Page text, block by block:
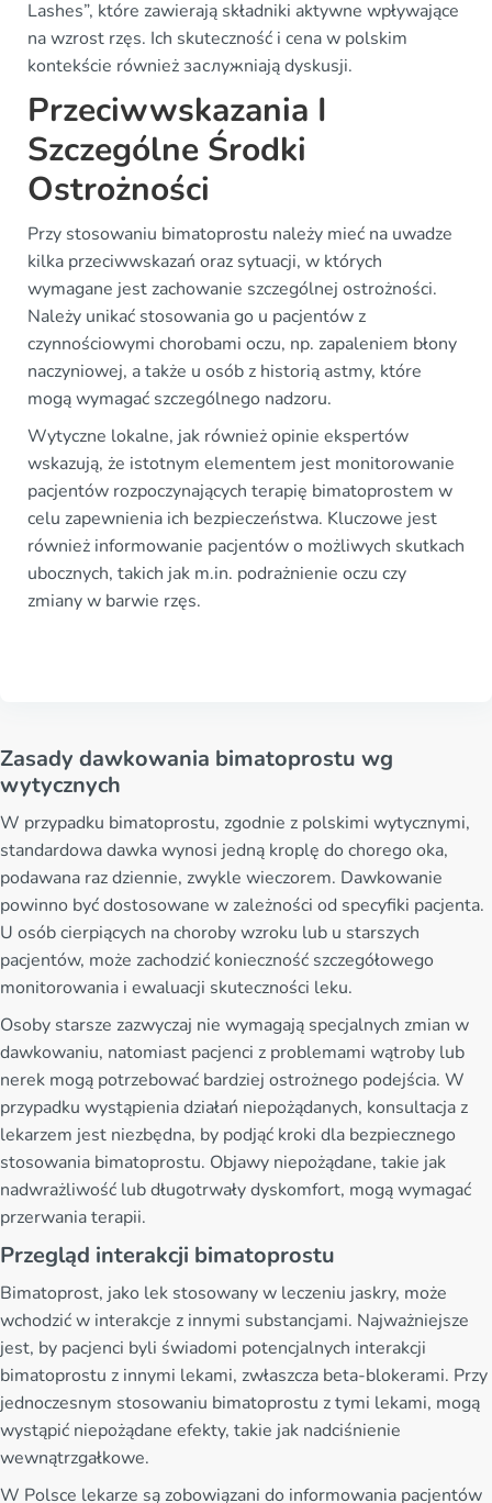
Lashes”, które zawierają składniki aktywne wpływające
na wzrost rzęs. Ich skuteczność i cena w polskim
kontekście również заслужniają dyskusji.
Przeciwwskazania I
Szczególne Środki
Ostrożności
Przy stosowaniu bimatoprostu należy mieć na uwadze
kilka przeciwwskazań oraz sytuacji, w których
wymagane jest zachowanie szczególnej ostrożności.
Należy unikać stosowania go u pacjentów z
czynnościowymi chorobami oczu, np. zapaleniem błony
naczyniowej, a także u osób z historią astmy, które
mogą wymagać szczególnego nadzoru.
Wytyczne lokalne, jak również opinie ekspertów
wskazują, że istotnym elementem jest monitorowanie
pacjentów rozpoczynających terapię bimatoprostem w
celu zapewnienia ich bezpieczeństwa. Kluczowe jest
również informowanie pacjentów o możliwych skutkach
ubocznych, takich jak m.in. podrażnienie oczu czy
zmiany w barwie rzęs.
Zasady dawkowania bimatoprostu wg
wytycznych
W przypadku bimatoprostu, zgodnie z polskimi wytycznymi,
standardowa dawka wynosi jedną kroplę do chorego oka,
podawana raz dziennie, zwykle wieczorem. Dawkowanie
powinno być dostosowane w zależności od specyfiki pacjenta.
U osób cierpiących na choroby wzroku lub u starszych
pacjentów, może zachodzić konieczność szczegółowego
monitorowania i ewaluacji skuteczności leku.
Osoby starsze zazwyczaj nie wymagają specjalnych zmian w
dawkowaniu, natomiast pacjenci z problemami wątroby lub
nerek mogą potrzebować bardziej ostrożnego podejścia. W
przypadku wystąpienia działań niepożądanych, konsultacja z
lekarzem jest niezbędna, by podjąć kroki dla bezpiecznego
stosowania bimatoprostu. Objawy niepożądane, takie jak
nadwrażliwość lub długotrwały dyskomfort, mogą wymagać
przerwania terapii.
Przegląd interakcji bimatoprostu
Bimatoprost, jako lek stosowany w leczeniu jaskry, może
wchodzić w interakcje z innymi substancjami. Najważniejsze
jest, by pacjenci byli świadomi potencjalnych interakcji
bimatoprostu z innymi lekami, zwłaszcza beta-blokerami. Przy
jednoczesnym stosowaniu bimatoprostu z tymi lekami, mogą
wystąpić niepożądane efekty, takie jak nadciśnienie
wewnątrzgałkowe.
W Polsce lekarze są zobowiązani do informowania pacjentów